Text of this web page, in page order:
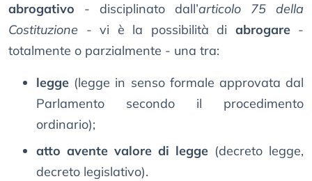
abrogativo - disciplinato dall’articolo 75 della
Costituzione - vi è la possibilità di abrogare-
totalmente o parzialmente - una tra:
legge (legge in senso formale approvata dal
Parlamento secondo il procedimento
ordinario);
atto avente valore di legge (decreto legge,
decreto legislativo).